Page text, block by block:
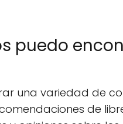
puedo
una variedad de
de